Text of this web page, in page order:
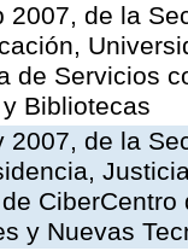
2007, de la
de Servicios
Bibliotecas
2007, de la
y Nuevas